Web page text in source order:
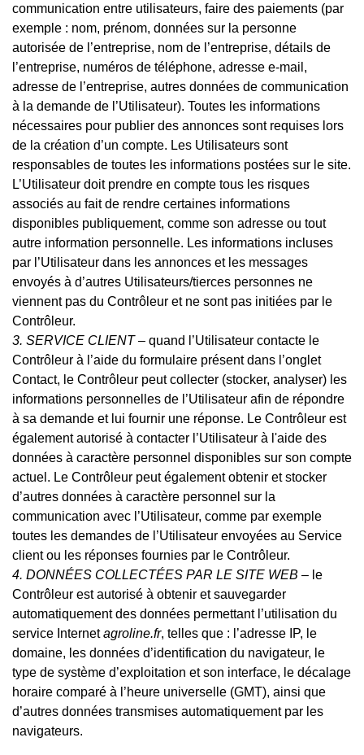
communication entre utilisateurs, faire des paiements (par
exemple : nom, prénom, données sur la personne
autorisée de l’entreprise, nom de l’entreprise, détails de
l’entreprise, numéros de téléphone, adresse e-mail,
adresse de l’entreprise, autres données de communication
à la demande de l’Utilisateur). Toutes les informations
nécessaires pour publier des annonces sont requises lors
de la création d’un compte. Les Utilisateurs sont
responsables de toutes les informations postées sur le site.
L’Utilisateur doit prendre en compte tous les risques
associés au fait de rendre certaines informations
disponibles publiquement, comme son adresse ou tout
autre information personnelle. Les informations incluses
par l’Utilisateur dans les annonces et les messages
envoyés à d’autres Utilisateurs/tierces personnes ne
viennent pas du Contrôleur et ne sont pas initiées par le
Contrôleur.
3. SERVICE CLIENT– quand l’Utilisateur contacte le
Contrôleur à l’aide du formulaire présent dans l’onglet
Contact, le Contrôleur peut collecter (stocker, analyser) les
informations personnelles de l’Utilisateur afin de répondre
à sa demande et lui fournir une réponse. Le Contrôleur est
également autorisé à contacter l’Utilisateur à l'aide des
données à caractère personnel disponibles sur son compte
actuel. Le Contrôleur peut également obtenir et stocker
d’autres données à caractère personnel sur la
communication avec l’Utilisateur, comme par exemple
toutes les demandes de l’Utilisateur envoyées au Service
client ou les réponses fournies par le Contrôleur.
4. DONNÉES COLLECTÉES PAR LE SITE WEB – le
Contrôleur est autorisé à obtenir et sauvegarder
automatiquement des données permettant l’utilisation du
service Internetagroline.fr, telles que : l’adresse IP, le
domaine, les données d’identification du navigateur, le
type de système d’exploitation et son interface, le décalage
horaire comparé à l’heure universelle (GMT), ainsi que
d’autres données transmises automatiquement par les
navigateurs.